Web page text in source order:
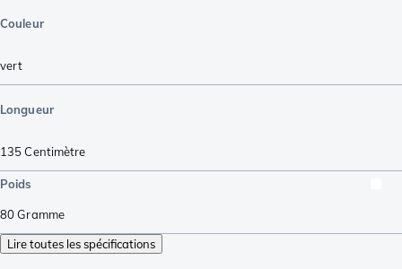
Couleur
vert
Longueur
135Centimètre
Poids
80Gramme
Lire toutes les spécifications